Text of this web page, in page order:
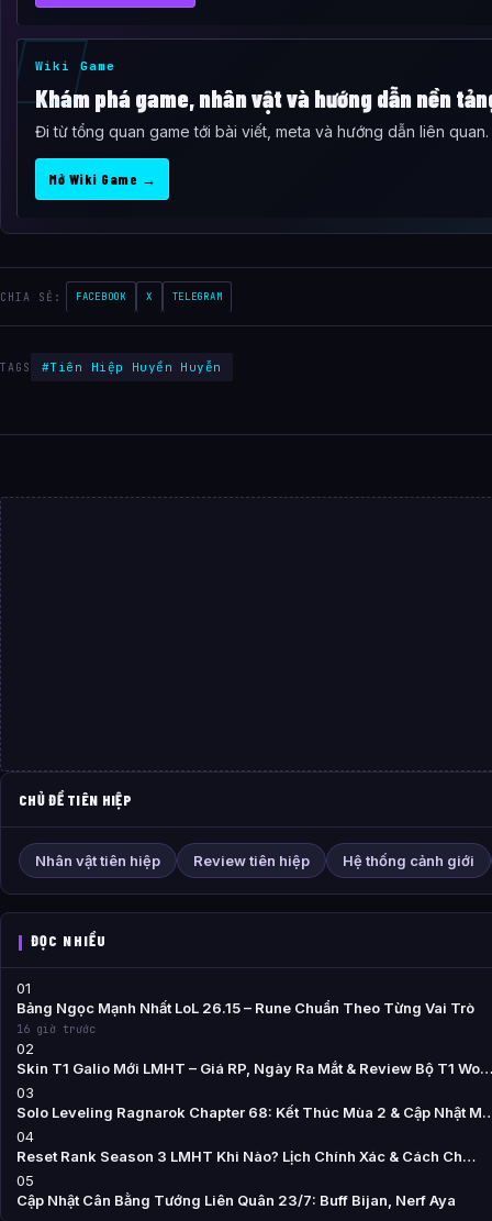
Wiki Game
Khám phá game, nhân vật và hướng dẫn nền
Đi từ tổng quan game tới bài viết, meta và hướng dẫn liên quan.
Mở Wiki Game →
CHIA SẺ: FACEBOOK X TELEGRAM
TAGS #Tiên Hiệp Huyền Huyễn
CHỦ ĐỀ TIÊN HIỆP
Nhân vật tiên hiệp Review tiên hiệp Hệ thống cảnh giới
ĐỌC NHIỀU
01
Bảng Ngọc Mạnh Nhất LoL 26.15 – Rune Chuẩn Theo Từng Vai Trò
16 giờ trước
02
Skin T1 Galio Mới LMHT – Giá RP, Ngày Ra Mắt & Review Bộ T1 Wo…
03
Solo Leveling Ragnarok Chapter 68: Kết Thúc Mùa 2 & Cập Nhật
04
Reset Rank Season 3 LMHT Khi Nào? Lịch Chính Xác & Cách Ch…
05
Cập Nhật Cân Bằng Tướng Liên Quân 23/7: Buff Bijan, Nerf Aya